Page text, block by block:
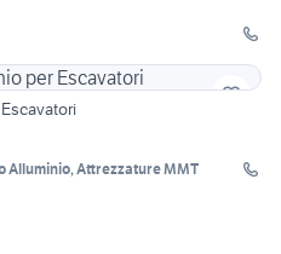
Alluminio, Attrezzature MMT